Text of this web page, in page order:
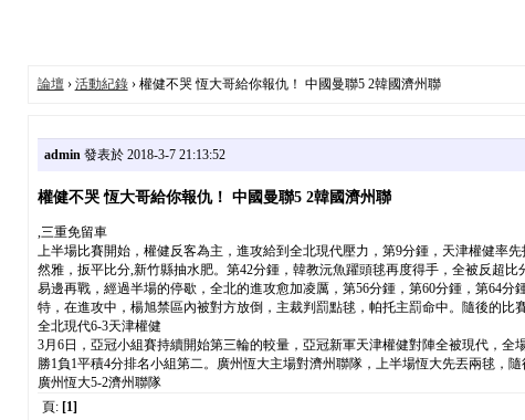
論壇› 活動紀錄› 權健不哭 恆大哥給你報仇！ 中國曼聯5 2韓國濟州聯
admin發表於 2018-3-7 21:13:52
權健不哭 恆大哥給你報仇！ 中國曼聯5 2韓國濟州聯
,三重免留車
上半場比賽開始，權健反客為主，進攻給到全北現代壓力，第9分鍾，天津權健率
然雅，扳平比分,新竹縣抽水肥。第42分鍾，韓教沅魚躍頭毬再度得手，全被反超比
易邊再戰，經過半場的停歇，全北的進攻愈加凌厲，第56分鍾，第60分鍾，第64
特，在進攻中，楊旭禁區內被對方放倒，主裁判罰點毬，帕托主罰命中。隨後的比
全北現代6-3天津權健
3月6日，亞冠小組賽持續開始第三輪的較量，亞冠新軍天津權健對陣全被現代，
勝1負1平積4分排名小組第二。廣州恆大主場對濟州聯隊，上半場恆大先丟兩毬，
廣州恆大5-2濟州聯隊
頁: [1]